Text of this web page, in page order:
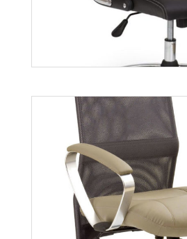
Neon
Więcej
Neptun
Więcej